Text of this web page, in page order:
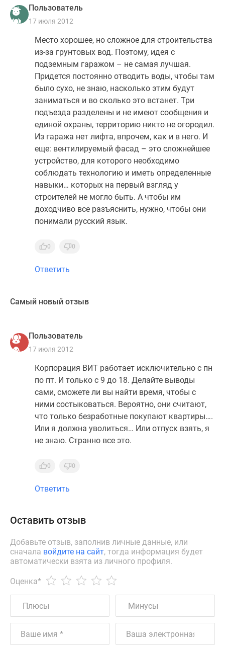
Пользователь
17 июля 2012
Место хорошее, но сложное для строительства
из-за грунтовых вод. Поэтому, идея с
подземным гаражом – не самая лучшая.
Придется постоянно отводить воды, чтобы там
было сухо, не знаю, насколько этим будут
заниматься и во сколько это встанет. Три
подъезда разделены и не имеют сообщения и
единой охраны, территорию никто не огородил.
Из гаража нет лифта, впрочем, как и в него. И
еще: вентилируемый фасад – это сложнейшее
устройство, для которого необходимо
соблюдать технологию и иметь определенные
навыки… которых на первый взгляд у
строителей не могло быть. А чтобы им
доходчиво все разъяснить, нужно, чтобы они
понимали русский язык.
0 0
Ответить
Самый новый отзыв
Пользователь
17 июля 2012
Корпорация ВИТ работает исключительно с пн
по пт. И только с 9 до 18. Делайте выводы
сами, сможете ли вы найти время, чтобы с
ними состыковаться. Вероятно, они считают,
что только безработные покупают квартиры….
Или я должна уволиться… Или отпуск взять, я
не знаю. Странно все это.
0 0
Ответить
Оставить отзыв
Добавьте отзыв, заполнив личные данные, или
сначала войдите на сайт, тогда информация будет
автоматически взята из личного профиля.
Оценка*